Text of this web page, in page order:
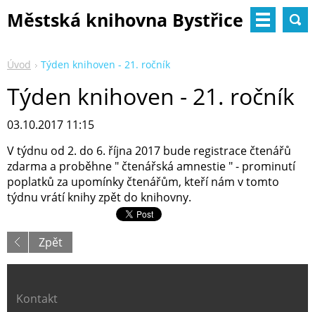
Městská knihovna Bystřice
Úvod Týden knihoven - 21. ročník
Týden knihoven - 21. ročník
03.10.2017 11:15
V týdnu od 2. do 6. října 2017 bude registrace čtenářů
zdarma a proběhne " čtenářská amnestie " - prominutí
poplatků za upomínky čtenářům, kteří nám v tomto
týdnu vrátí knihy zpět do knihovny.
Zpět
Kontakt